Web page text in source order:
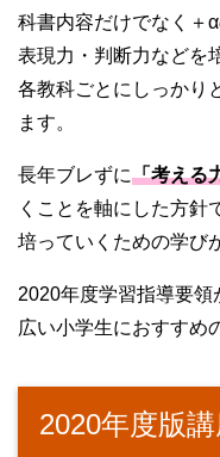
科書内容だけでなく＋
表現力・判断力などを
各教科ごとにしっかり
ます。
長年ブレずに「考える
くことを軸にした方針
培っていくための学び
2020年度学習指導要
広い小学生におすすめ
2020年度版